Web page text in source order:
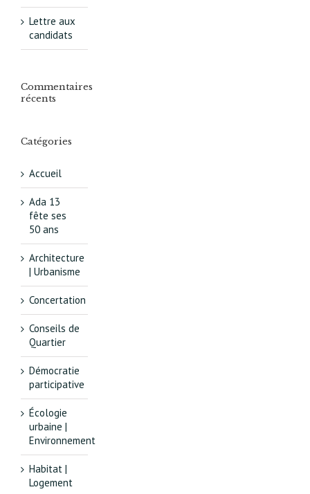
Lettre aux
candidats
Commentaires
récents
Catégories
Accueil
Ada 13
fête ses
50 ans
Architecture
| Urbanisme
Concertation
Conseils de
Quartier
Démocratie
participative
Écologie
urbaine |
Environnement
Habitat |
Logement